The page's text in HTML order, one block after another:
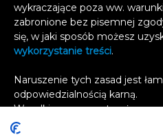
wykraczające poza ww.
zabronione bez pisemnej
się, w jaki sposób możesz
wykorzystanie treści.
Naruszenie tych zasad jest
odpowiedzialnością karną.
Wszelkie prawa zastrzeżone.
Reklama